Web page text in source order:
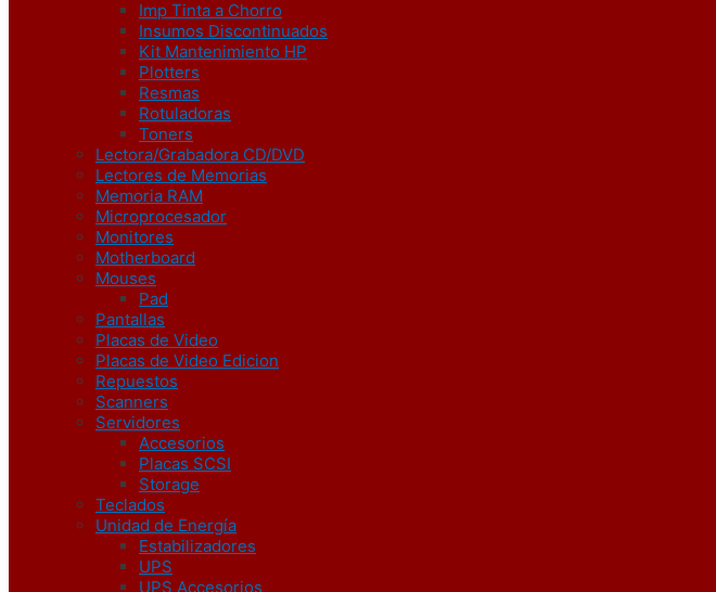
Imp Tinta a Chorro
Insumos Discontinuados
Kit Mantenimiento HP
Plotters
Resmas
Rotuladoras
Toners
Lectora/Grabadora CD/DVD
Lectores de Memorias
Memoria RAM
Microprocesador
Monitores
Motherboard
Mouses
Pad
Pantallas
Placas de Video
Placas de Video Edicion
Repuestos
Scanners
Servidores
Accesorios
Placas SCSI
Storage
Teclados
Unidad de Energía
Estabilizadores
UPS
UPS Accesorios